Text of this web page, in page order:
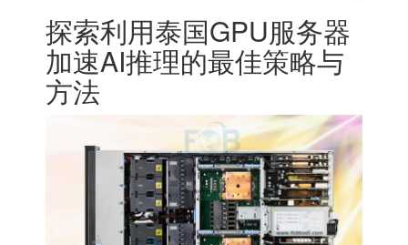
探索利用泰国GPU服务器
加速AI推理的最佳策略与
方法